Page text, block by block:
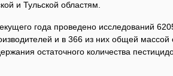
и Тульской областям.
года проведено исследований
и в 366 из них общей
остаточного количества